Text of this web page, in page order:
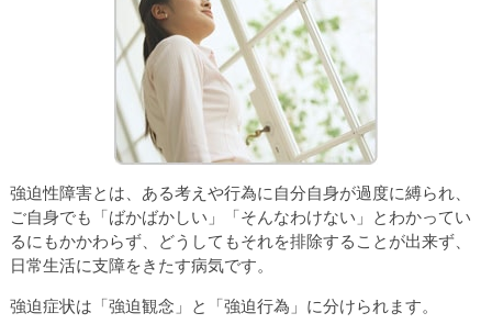
強迫性障害とは、ある考えや行為に自分自身が過度に縛られ、
ご自身でも「ばかばかしい」「そんなわけない」とわかってい
るにもかかわらず、どうしてもそれを排除することが出来ず、
日常生活に支障をきたす病気です。
強迫症状は「強迫観念」と「強迫行為」に分けられます。